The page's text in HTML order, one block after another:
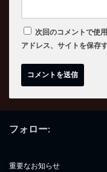
次回のコメントで使
アドレス、サイトを保存す
フォロー:
重要なお知らせ